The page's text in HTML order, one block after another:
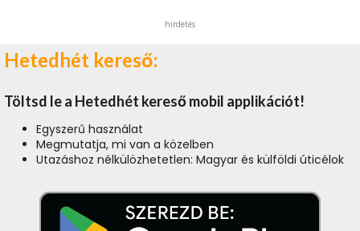
hirdetés
Hetedhét kereső:
Töltsd le a Hetedhét kereső mobil applikációt!
Egyszerű használat
Megmutatja, mi van a közelben
Utazáshoz nélkülözhetetlen: Magyar és külföldi úticélok